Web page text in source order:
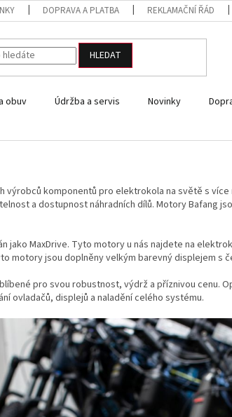
DOPRAVA A PLATBA REKLAMAČNÍ ŘÁD
HLEDAT
obuv Údržba a servis Novinky
výrobců komponentů pro elektrokola na světě s
a dostupnost náhradních dílů. Motory Bafang
jako MaxDrive. Tyto motory u nás najdete na
motory jsou doplněny velkým barevný displejem s
pro svou robustnost, výdrž a příznivou cenu.
ovladačů, displejů a naladění celého systému.